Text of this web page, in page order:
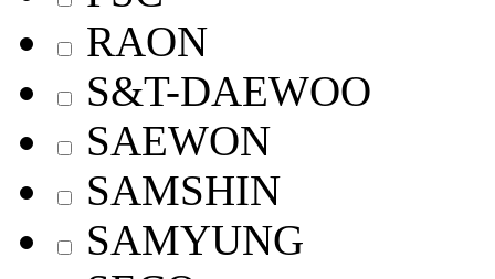
RAON
S&T-DAEWOO
SAEWON
SAMSHIN
SAMYUNG